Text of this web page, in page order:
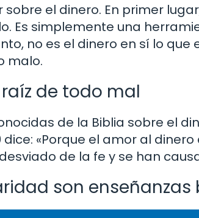
el dinero. En primer
Es simplemente una
no es el dinero en sí lo
malo.
de todo mal
de la Biblia sobre el
dice: «Porque el amor al
de la fe y se han
son